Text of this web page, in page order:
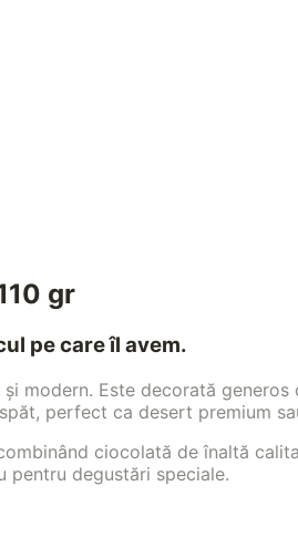
gr
pe care îl avem.
modern. Este decorată
perfect ca desert premium
ciocolată de înaltă
pentru degustări speciale.